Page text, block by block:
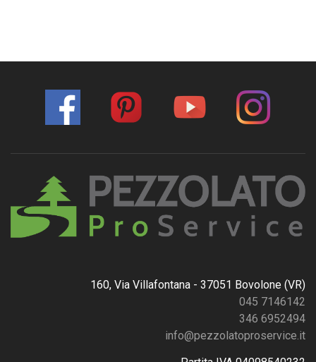
160, Via Villafontana - 37051 Bovolone (VR)
045 7146142
346 6952494
info@pezzolatoproservice.it